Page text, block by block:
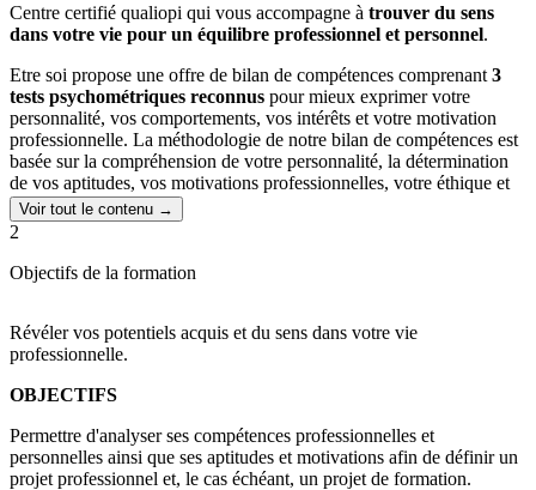
Centre certifié qualiopi qui vous accompagne à trouver du sens
dans votre vie pour un équilibre professionnel et personnel.
Etre soi propose une offre de bilan de compétences comprenant 3
tests psychométriques reconnus pour mieux exprimer votre
personnalité, vos comportements, vos intérêts et votre motivation
professionnelle. La méthodologie de notre bilan de compétences est
basée sur la compréhension de votre personnalité, la détermination
de vos aptitudes, vos motivations professionnelles, votre éthique et
vos compétences opérationnelles.
Notre valeur ajoutée : le génie olfactif des huiles essentielles durant
votre parcours, la projection de votre futur professionnel, la
cohérence globale de votre projet et même le travail sur vos valeurs.
L’olfaction d’huile essentielledans votre accompagnement sera
présente pourapporter l’émergence de l’intuition, des ressentis
vie futur en construction. C’est une façon ludique, puissante et
un sens au plus profond de vous.
Voir tout le contenu →
2
Objectifs de la formation
Révéler vos potentiels acquis et du sens dans votre vie
professionnelle.
OBJECTIFS
Permettre d'analyser ses compétences professionnelles et
personnelles ainsi que ses aptitudes et motivations afin de définir un
projet professionnel et, le cas échéant, un projet de formation.